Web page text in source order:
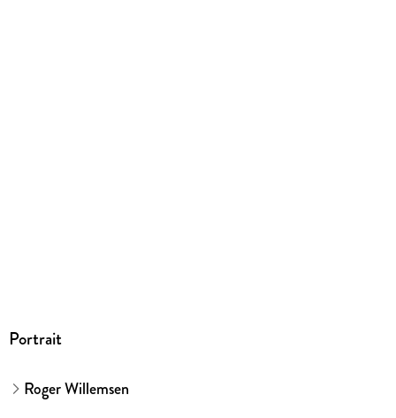
Portrait
Roger Willemsen